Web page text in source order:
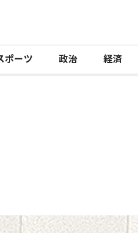
ポーツ 政治 経済